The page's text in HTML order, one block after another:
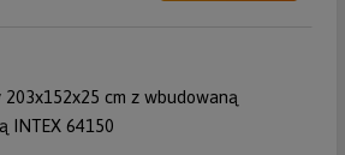
cm z wbudowaną
INTEX 64150